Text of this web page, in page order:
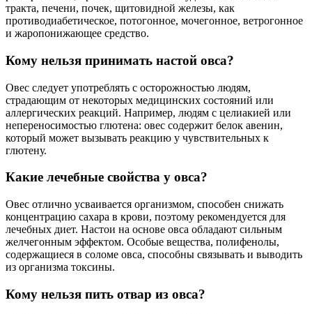
тракта, печени, почек, щитовидной железы, как
противодиабетическое, потогонное, мочегонное, ветрогонное
и жаропонижающее средство.
Кому нельзя принимать настой овса?
Овес следует употреблять с осторожностью людям,
страдающим от некоторых медицинских состояний или
аллергических реакций. Например, людям с целиакией или
непереносимостью глютена: овес содержит белок авенин,
который может вызывать реакцию у чувствительных к
глютену.
Какие лечебные свойства у овса?
Овес отлично усваивается организмом, способен снижать
концентрацию сахара в крови, поэтому рекомендуется для
лечебных диет. Настои на основе овса обладают сильным
желчегонным эффектом. Особые вещества, полифенолы,
содержащиеся в соломе овса, способны связывать и выводить
из организма токсины.
Кому нельзя пить отвар из овса?